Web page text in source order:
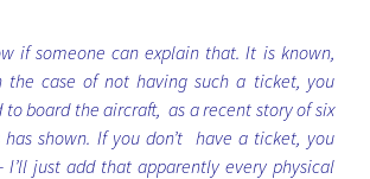
if someone can explain that. It is known,
the case of not having such a ticket, you
to board the aircraft, as a recent story of six
shown. If you don’t have a ticket, you
I’ll just add that apparently every physical